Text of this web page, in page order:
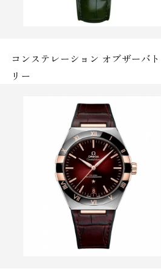
コンステレーション オブザーバト
リ ー